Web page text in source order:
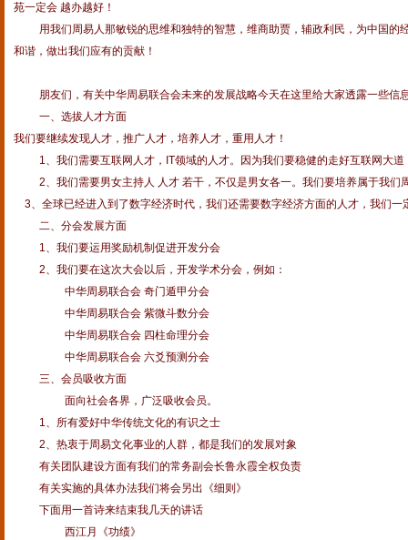
苑一定会 越办越好！
用我们周易人那敏锐的思维和独特的智慧，维商助贾，辅政利民，为中国的
和谐，做出我们应有的贡献！
朋友们，有关中华周易联合会未来的发展战略今天在这里给大家透露一些信
一、选拔人才方面
我们要继续发现人才，推广人才，培养人才，重用人才！
1、我们需要互联网人才， IT领域的人才。因为我们要稳健的走好互联网大道
2、我们需要男女主持人 人才 若干，不仅是男女各一。我们要培养属于我们
3、全球已经进入到了数字经济时代，我们还需要数字经济方面的人才，我们一
二、分会发展方面
1、我们要运用奖励机制促进开发分会
2、我们要在这次大会以后，开发学术分会，例如：
中华周易联合会 奇门遁甲分会
中华周易联合会 紫微斗数分会
中华周易联合会 四柱命理分会
中华周易联合会 六爻预测分会
三、会员吸收方面
面向社会各界，广泛吸收会员。
1、所有爱好中华传统文化的有识之士
2、热衷于周易文化事业的人群，都是我们的发展对象
有关团队建设方面有我们的常务副会长鲁永霞全权负责
有关实施的具体办法我们将会另出《细则》
下面用一首诗来结束我几天的讲话
西江月《功绩》